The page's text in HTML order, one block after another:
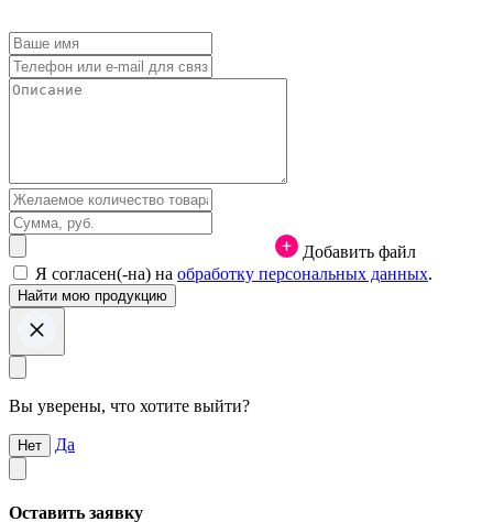
Добавить файл
Я согласен(-на) на обработку персональных данных.
Вы уверены, что хотите выйти?
Нет Да
Оставить заявку